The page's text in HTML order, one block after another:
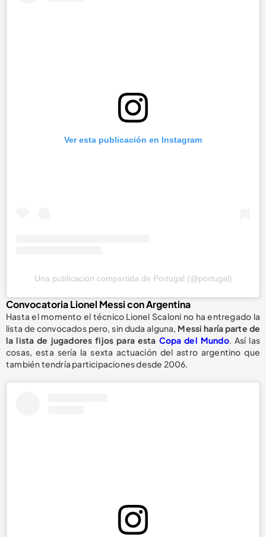
Ver esta publicación en Instagram
Una publicación compartida de Portugal (@portugal)
Convocatoria Lionel Messi con Argentina
Hasta el momento el técnico Lionel Scaloni no ha entregado la
lista de convocados pero, sin duda alguna, Messi haría parte de
la lista de jugadores fijos para esta Copa del Mundo. Así las
cosas, esta sería la sexta actuación del astro argentino que
también tendría participaciones desde 2006.